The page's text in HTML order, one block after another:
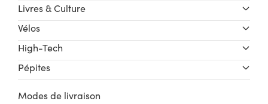
Livres & Culture
Vélos
High-Tech
Pépites
Modes de livraison